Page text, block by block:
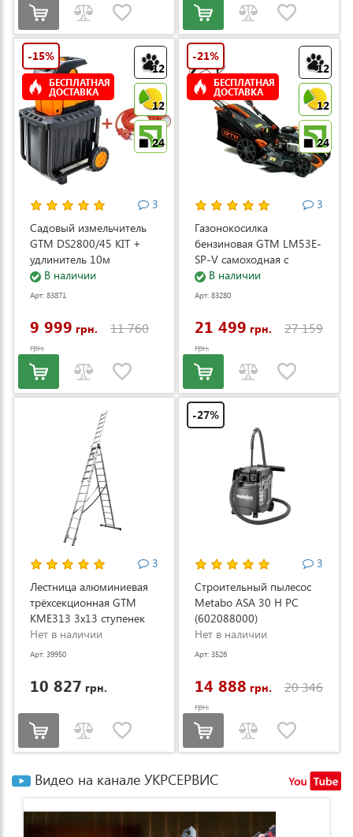
12
12
24
-15%
БЕСПЛАТНАЯ
ДОСТАВКА
3
Садовый измельчитель
GTM DS2800/45 KIT +
удлинитель 10м
(DS2800/45_KIT+ext.cord)
В наличии
Арт: 83871
9 999 грн. 11 760
грн.
12
12
24
-21%
БЕСПЛАТНАЯ
ДОСТАВКА
3
Газонокосилка
бензиновая GTM LM53E-
SP-V самоходная с
электростартером и
регулировкой скорости
В наличии
Арт: 83280
21 499 грн. 27 159
грн.
3
Лестница алюминиевая
трёхсекционная GTM
KME313 3x13 ступенек
3.53-8.93м (KME313)
Нет в наличии
Арт: 39950
10 827 грн.
-27%
3
Строительный пылесос
Metabo ASA 30 H PC
(602088000)
Нет в наличии
Арт: 3526
14 888 грн. 20 346
грн.
Видео на канале УКРСЕРВИС